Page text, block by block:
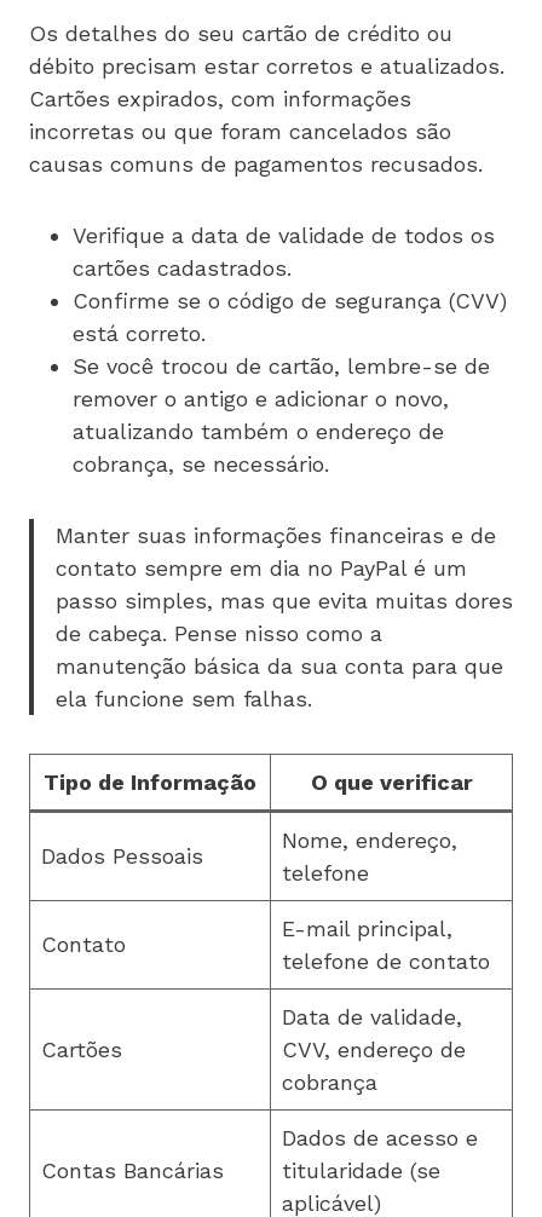
Os detalhes do seu cartão de crédito ou
débito precisam estar corretos e atualizados.
Cartões expirados, com informações
incorretas ou que foram cancelados são
causas comuns de pagamentos recusados.
Verifique a data de validade de todos os
cartões cadastrados.
Confirme se o código de segurança (CVV)
está correto.
Se você trocou de cartão, lembre-se de
remover o antigo e adicionar o novo,
atualizando também o endereço de
cobrança, se necessário.
Manter suas informações financeiras e de
contato sempre em dia no PayPal é um
passo simples, mas que evita muitas dores
de cabeça. Pense nisso como a
manutenção básica da sua conta para que
ela funcione sem falhas.
Tipo de Informação O que verificar
Dados Pessoais
Nome, endereço,
telefone
Contato
E-mail principal,
telefone de contato
Cartões
Data de validade,
CVV, endereço de
cobrança
Contas Bancárias
Dados de acesso e
titularidade (se
aplicável)